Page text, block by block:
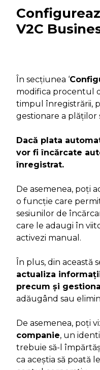
V2C
În secțiunea ‘
modifica procentul
timpul înregistrării,
gestionare a plăților
Dacă plata
vor fi încărcate
înregistrat.
De asemenea, poți
o funcție care
sesiunilor de
care le adaugi în
activezi manual.
În plus, din această
actualiza
precum și
adăugând sau
De asemenea, poți
companie, un
trebuie să-l
ca aceștia să poată